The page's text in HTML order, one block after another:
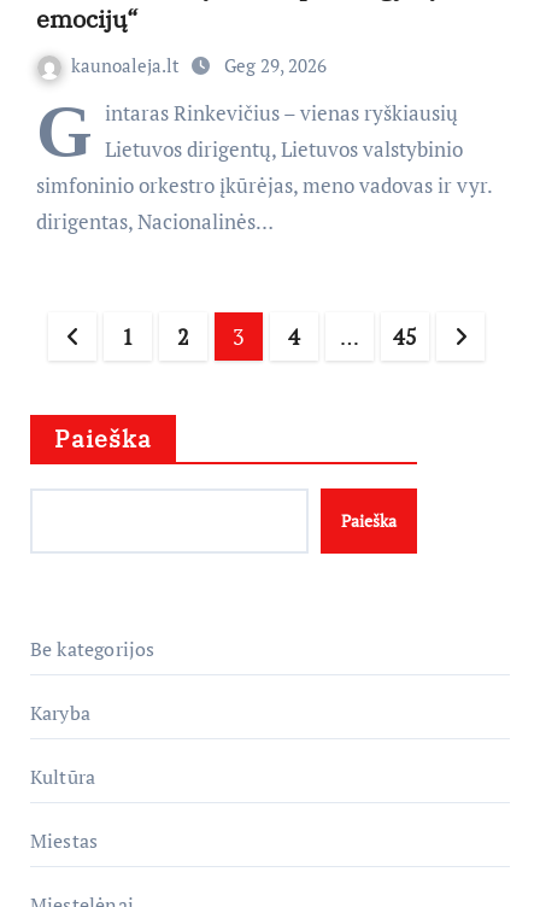
emocijų“
kaunoaleja.lt Geg 29, 2026
G intaras Rinkevičius – vienas ryškiausių
Lietuvos dirigentų, Lietuvos valstybinio
simfoninio orkestro įkūrėjas, meno vadovas ir vyr.
dirigentas, Nacionalinės…
Įrašų
1 2 3 4 … 45
Paieška
Paieška
Be kategorijos
Karyba
Kultūra
Miestas